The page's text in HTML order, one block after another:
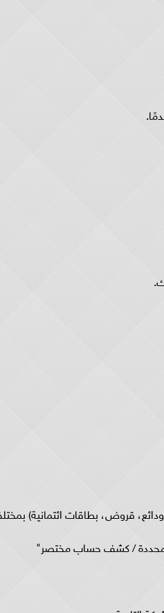
قروض، بطاقات ائتمانية)
/ كشف حساب مختصر"